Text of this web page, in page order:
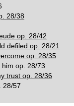
28/38
op. 28/42
defiled op. 28/21
op. 28/35
op. 28/73
trust op. 28/36
28/57